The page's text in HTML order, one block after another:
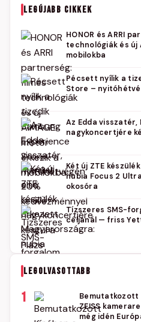
LEGÚJABB CIKKEK
HONOR és ARRI
technológiák és új
mobilokba
Pécsett nyílik a
Store –
Az Edda visszatér,
nagykoncertjére
Két új ZTE
nubia Focus 2
okosóra
Tízszeres SMS-
céljánál — friss
LEGOLVASOTTABB
1
Bemutatkozott
ZEISS
még idén